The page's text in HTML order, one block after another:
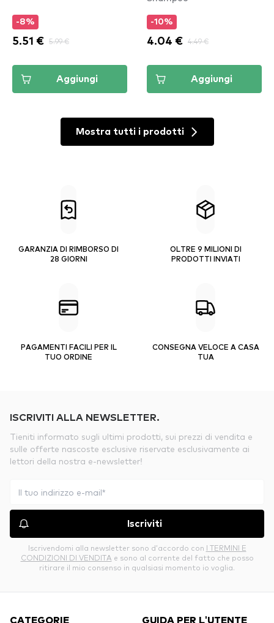
-8%
5.51 € 5.99 €
Aggiungi
-10%
4.04 € 4.49 €
Aggiungi
Mostra tutti i prodotti
GARANZIA DI RIMBORSO DI
28 GIORNI
OLTRE 9 MILIONI DI
PRODOTTI INVIATI
PAGAMENTI FACILI PER IL
TUO ORDINE
CONSEGNA VELOCE A CASA
TUA
ISCRIVITI ALLA NEWSLETTER.
Tieniti informato sugli ultimi prodotti, sui prezzi di vendita e
sulle offerte nascoste esclusive riservate esclusivamente ai
lettori della nostra e-newsletter!
Iscriviti
Iscrivendomi alla newsletter sono d’accordo con I TERMINI E
CONDIZIONI DI VENDITA e sono al corrente del fatto che posso
ritirare il mio consenso in qualsiasi momento io voglia.
CATEGORIE GUIDA PER L'UTENTE